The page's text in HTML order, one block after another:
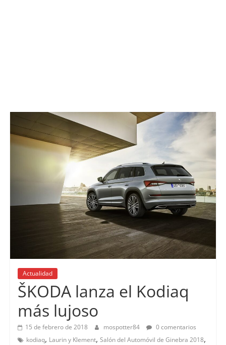
Actualidad
ŠKODA lanza el Kodiaq
más lujoso
15 de febrero de 2018 mospotter84
0 comentarios
kodiaq, Laurin y Klement, Salón del Automóvil de Ginebra 2018,